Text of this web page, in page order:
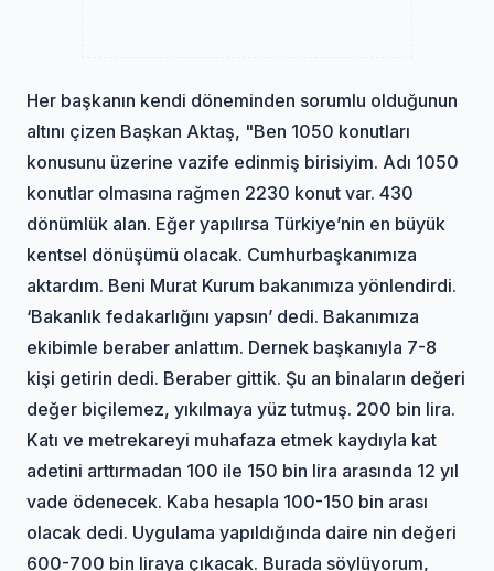
Her başkanın kendi döneminden sorumlu olduğunun
altını çizen Başkan Aktaş, "Ben 1050 konutları
konusunu üzerine vazife edinmiş birisiyim. Adı 1050
konutlar olmasına rağmen 2230 konut var. 430
dönümlük alan. Eğer yapılırsa Türkiye’nin en büyük
kentsel dönüşümü olacak. Cumhurbaşkanımıza
aktardım. Beni Murat Kurum bakanımıza yönlendirdi.
‘Bakanlık fedakarlığını yapsın’ dedi. Bakanımıza
ekibimle beraber anlattım. Dernek başkanıyla 7-8
kişi getirin dedi. Beraber gittik. Şu an binaların değeri
değer biçilemez, yıkılmaya yüz tutmuş. 200 bin lira.
Katı ve metrekareyi muhafaza etmek kaydıyla kat
adetini arttırmadan 100 ile 150 bin lira arasında 12 yıl
vade ödenecek. Kaba hesapla 100-150 bin arası
olacak dedi. Uygulama yapıldığında daire nin değeri
600-700 bin liraya çıkacak. Burada söylüyorum,